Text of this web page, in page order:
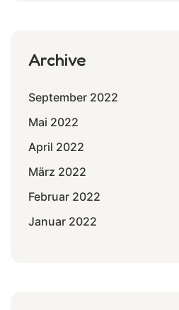
Archive
September 2022
Mai 2022
April 2022
März 2022
Februar 2022
Januar 2022